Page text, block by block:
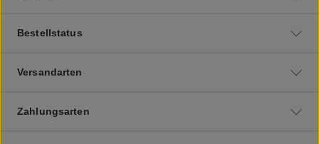
Bestellstatus
Versandarten
Zahlungsarten